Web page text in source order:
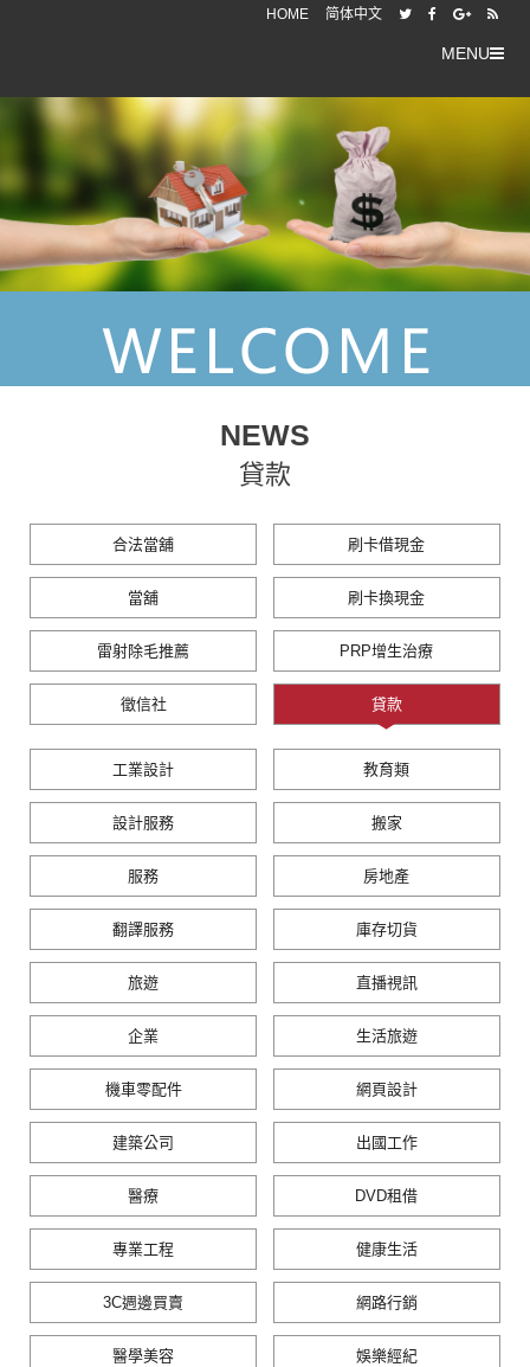
HOME 简体中文
MENU
NEWS
貸款
合法當舖 刷卡借現金
當舖 刷卡換現金
雷射除毛推薦 PRP增生治療
徵信社 貸款
工業設計 教育類
設計服務 搬家
服務 房地產
翻譯服務 庫存切貨
旅遊 直播視訊
企業 生活旅遊
機車零配件 網頁設計
建築公司 出國工作
醫療 DVD租借
專業工程 健康生活
3C週邊買賣 網路行銷
醫學美容 娛樂經紀